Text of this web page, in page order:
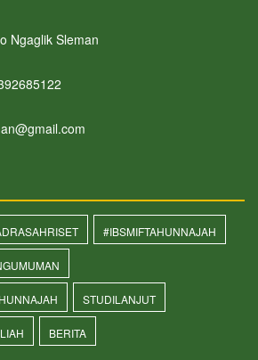
Ngaglik Sleman
#IBSMIFTAHUNNAJAH
STUDILANJUT
BERITA